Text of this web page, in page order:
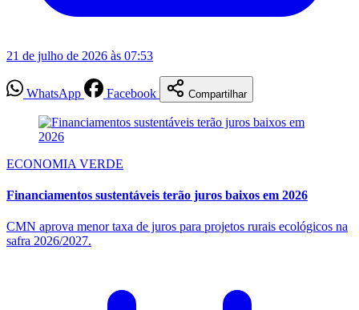
21 de julho de 2026 às 07:53
WhatsApp Facebook Compartilhar
ECONOMIA VERDE
Financiamentos sustentáveis terão juros baixos em 2026
CMN aprova menor taxa de juros para projetos rurais ecológicos na
safra 2026/2027.